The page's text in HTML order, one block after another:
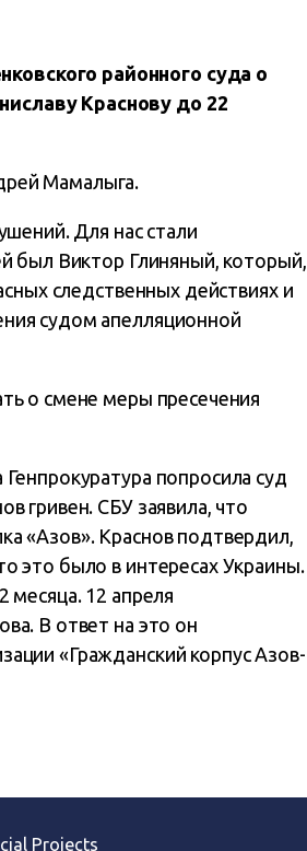
районного суда о
Краснову до 22
Мамалыга.
Для нас стали
был Виктор Глиняный, который,
следственных действиях и
судом апелляционной
о смене меры пресечения
попросила суд
гривен. СБУ заявила, что
«Азов». Краснов подтвердил,
это было в интересах Украины.
месяца. 12 апреля
В ответ на это он
«Гражданский корпус Азов-
Projects